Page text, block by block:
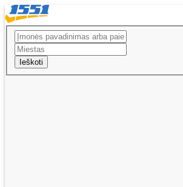
Ieškoti